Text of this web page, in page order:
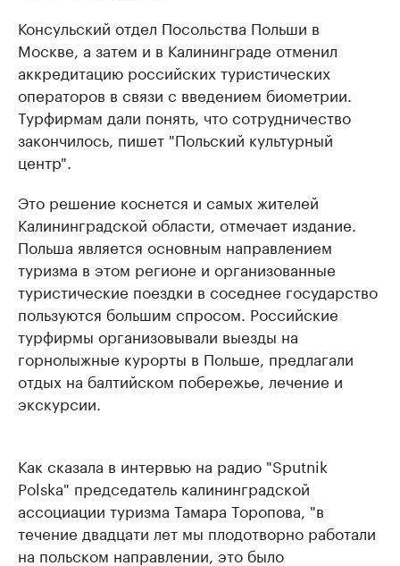
Консульский отдел Посольства Польши в
Москве, а затем и в Калининграде отменил
аккредитацию российских туристических
операторов в связи с введением биометрии.
Турфирмам дали понять, что сотрудничество
закончилось, пишет "Польский культурный
центр".
Это решение коснется и самых жителей
Калининградской области, отмечает издание.
Польша является основным направлением
туризма в этом регионе и организованные
туристические поездки в соседнее государство
пользуются большим спросом. Российские
турфирмы организовывали выезды на
горнолыжные курорты в Польше, предлагали
отдых на балтийском побережье, лечение и
экскурсии.
Как сказала в интервью на радио "Sputnik
Polska" председатель калининградской
ассоциации туризма Тамара Торопова, "в
течение двадцати лет мы плодотворно работали
на польском направлении, это было